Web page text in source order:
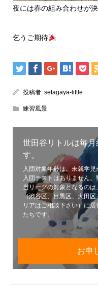
夜には春の組み合わせが
乞うご期待
投稿者: setagaya-little
練習風景
世田谷リトルは毎
す。
入団対象年齢は、未就学
入団テストはありません
当リーグの対象となるの
（渋谷区、目黒区、大田
リアはご相談下さい）に
たちです。
お申